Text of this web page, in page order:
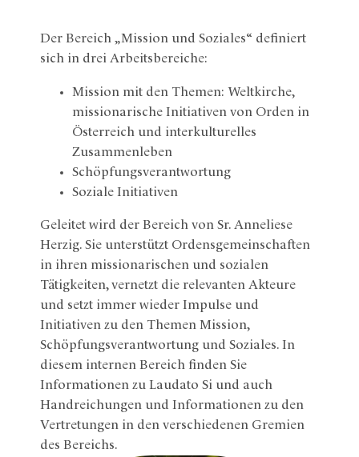
Der Bereich „Mission und Soziales“ definiert
sich in drei Arbeitsbereiche:
Mission mit den Themen: Weltkirche,
missionarische Initiativen von Orden in
Österreich und interkulturelles
Zusammenleben
Schöpfungsverantwortung
Soziale Initiativen
Geleitet wird der Bereich von Sr. Anneliese
Herzig. Sie unterstützt Ordensgemeinschaften
in ihren missionarischen und sozialen
Tätigkeiten, vernetzt die relevanten Akteure
und setzt immer wieder Impulse und
Initiativen zu den Themen Mission,
Schöpfungsverantwortung und Soziales. In
diesem internen Bereich finden Sie
Informationen zu Laudato Si und auch
Handreichungen und Informationen zu den
Vertretungen in den verschiedenen Gremien
des Bereichs.